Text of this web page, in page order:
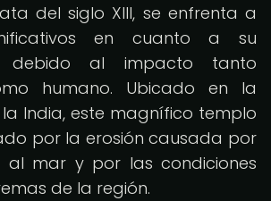
del siglo XIII, se enfrenta a
en cuanto a su
debido al impacto tanto
humano. Ubicado en la
India, este magnífico templo
por la erosión causada por
al mar y por las condiciones
de la región.